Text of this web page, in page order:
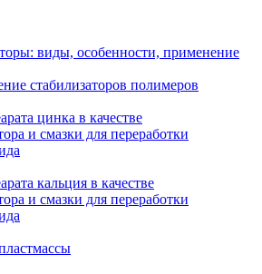
виды, особенности, применение
стабилизаторов полимеров
цинка в качестве
и смазки для переработки
кальция в качестве
и смазки для переработки